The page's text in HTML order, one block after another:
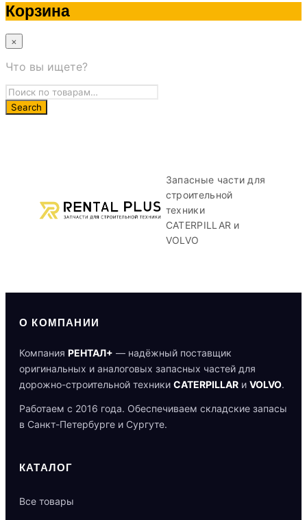
Корзина
×
Что вы ищете?
Запасные части для
строительной
техники
CATERPILLAR и
VOLVO
О КОМПАНИИ
Компания РЕНТАЛ+ — надёжный поставщик
оригинальных и аналоговых запасных частей для
дорожно-строительной техники CATERPILLAR и VOLVO.
Работаем с 2016 года. Обеспечиваем складские запасы
в Санкт-Петербурге и Сургуте.
КАТАЛОГ
Все товары